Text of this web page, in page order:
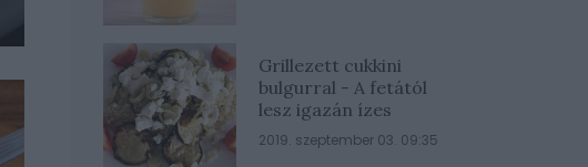
Grillezett cukkini
bulgurral - A fetától
lesz igazán ízes
2019. szeptember 03. 09:35